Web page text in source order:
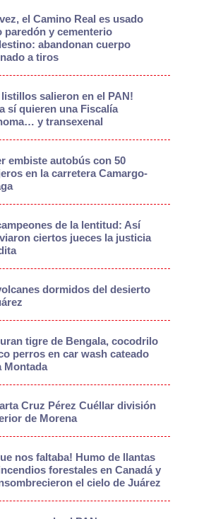
el Camino Real es usado
paredón y cementerio
abandonan cuerpo
a tiros
listillos salieron en el PAN!
sí quieren una Fiscalía
y transexenal
embiste autobús con 50
en la carretera Camargo-
de la lentitud: Así
ciertos jueces la justicia
dormidos del desierto
tigre de Bengala, cocodrilo
perros en car wash cateado
Montada
Cruz Pérez Cuéllar división
de Morena
nos faltaba! Humo de llantas
forestales en Canadá y
el cielo de Juárez